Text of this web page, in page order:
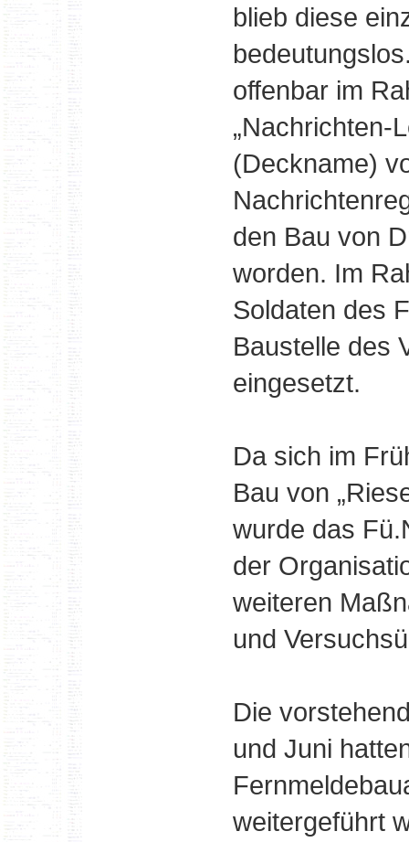
blieb diese
offenbar im
„Nachrichten-
(Deckname)
den Bau von
worden. Im
Soldaten des
Baustelle des
eingesetzt.
Da sich im
Bau von
wurde das
der
weiteren
und
Die
und Juni
weitergeführt